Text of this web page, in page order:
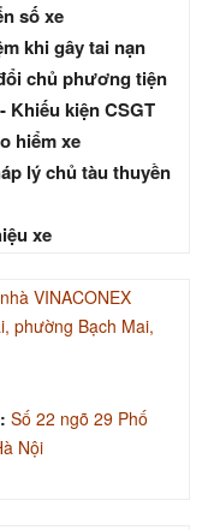
số xe
khi gây tai nạn
chủ phương tiện
Khiếu kiện CSGT
hiểm xe
lý chủ tàu thuyền
xe
VINACONEX
phường Bạch Mai,
Số 22 ngõ 29 Phố
Nội